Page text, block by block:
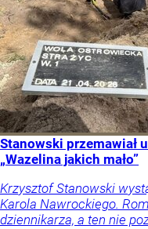
Stanowski przemawiał
„Wazelina jakich mało”
Krzysztof Stanowski
Karola Nawrockiego.
dziennikarza, a ten nie